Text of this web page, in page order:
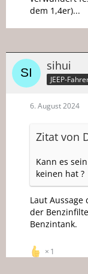
dem 1,4er)...
sihui
JEEP-
6. August 2024
Zitat von
Kann es
keinen hat ?
Laut
der
Benzintank.
1